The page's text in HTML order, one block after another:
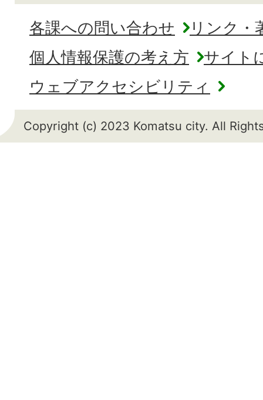
各課への問い合わせ
リンク・
個人情報保護の考え方
サイト
ウェブアクセシビリティ
Copyright (c) 2023 Komatsu city. All